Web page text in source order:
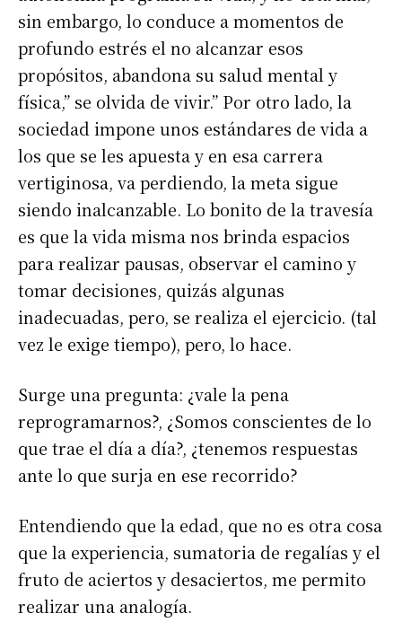
sin embargo, lo conduce a momentos de
profundo estrés el no alcanzar esos
propósitos, abandona su salud mental y
física,” se olvida de vivir.” Por otro lado, la
sociedad impone unos estándares de vida a
los que se les apuesta y en esa carrera
vertiginosa, va perdiendo, la meta sigue
siendo inalcanzable. Lo bonito de la travesía
es que la vida misma nos brinda espacios
para realizar pausas, observar el camino y
tomar decisiones, quizás algunas
inadecuadas, pero, se realiza el ejercicio. (tal
vez le exige tiempo), pero, lo hace.
Surge una pregunta: ¿vale la pena
reprogramarnos?, ¿Somos conscientes de lo
que trae el día a día?, ¿tenemos respuestas
ante lo que surja en ese recorrido?
Entendiendo que la edad, que no es otra cosa
que la experiencia, sumatoria de regalías y el
fruto de aciertos y desaciertos, me permito
realizar una analogía.